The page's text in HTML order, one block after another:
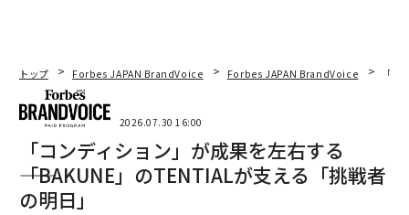
トップ Forbes JAPAN BrandVoice Forbes JAPAN BrandVoice 「
2026.07.30 16:00
「コンディション」が成果を左右する
――「BAKUNE」のTENTIALが支える「挑戦者
の明日」